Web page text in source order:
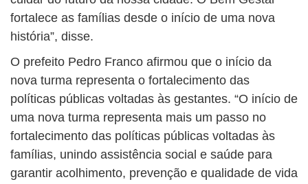
fortalece as famílias desde o início de uma nova
história”, disse.
O prefeito Pedro Franco afirmou que o início da
nova turma representa o fortalecimento das
políticas públicas voltadas às gestantes. “O início de
uma nova turma representa mais um passo no
fortalecimento das políticas públicas voltadas às
famílias, unindo assistência social e saúde para
garantir acolhimento, prevenção e qualidade de vida